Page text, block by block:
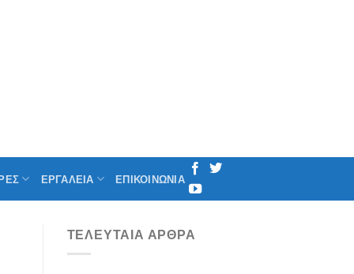
ΕΡΓΑΛΕΙΑ ΕΠΙΚΟΙΝΩΝΙΑ
ΤΕΛΕΥΤΑΊΑ ΆΡΘΡΑ